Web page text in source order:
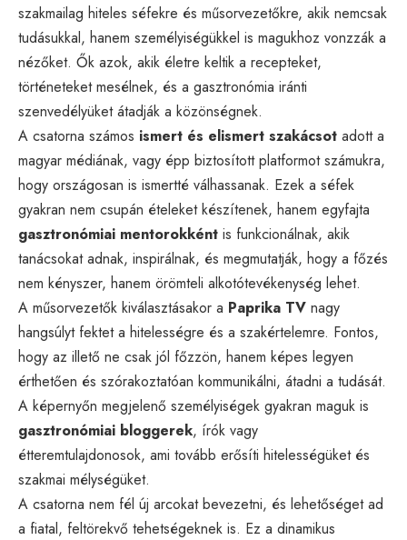
szakmailag hiteles séfekre és műsorvezetőkre, akik nemcsak
tudásukkal, hanem személyiségükkel is magukhoz vonzzák a
nézőket. Ők azok, akik életre keltik a recepteket,
történeteket mesélnek, és a gasztronómia iránti
szenvedélyüket átadják a közönségnek.
A csatorna számos ismert és elismert szakácsot adott a
magyar médiának, vagy épp biztosított platformot számukra,
hogy országosan is ismertté válhassanak. Ezek a séfek
gyakran nem csupán ételeket készítenek, hanem egyfajta
gasztronómiai mentorokként is funkcionálnak, akik
tanácsokat adnak, inspirálnak, és megmutatják, hogy a főzés
nem kényszer, hanem örömteli alkotótevékenység lehet.
A műsorvezetők kiválasztásakor a Paprika TV nagy
hangsúlyt fektet a hitelességre és a szakértelemre. Fontos,
hogy az illető ne csak jól főzzön, hanem képes legyen
érthetően és szórakoztatóan kommunikálni, átadni a tudását.
A képernyőn megjelenő személyiségek gyakran maguk is
gasztronómiai bloggerek, írók vagy
étteremtulajdonosok, ami tovább erősíti hitelességüket és
szakmai mélységüket.
A csatorna nem fél új arcokat bevezetni, és lehetőséget ad
a fiatal, feltörekvő tehetségeknek is. Ez a dinamikus